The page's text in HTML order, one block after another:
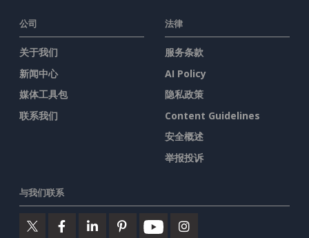
公司
关于我们
新闻中心
媒体工具包
联系我们
法律
服务条款
AI Policy
隐私政策
Content Guidelines
安全概述
举报投诉
与我们联系